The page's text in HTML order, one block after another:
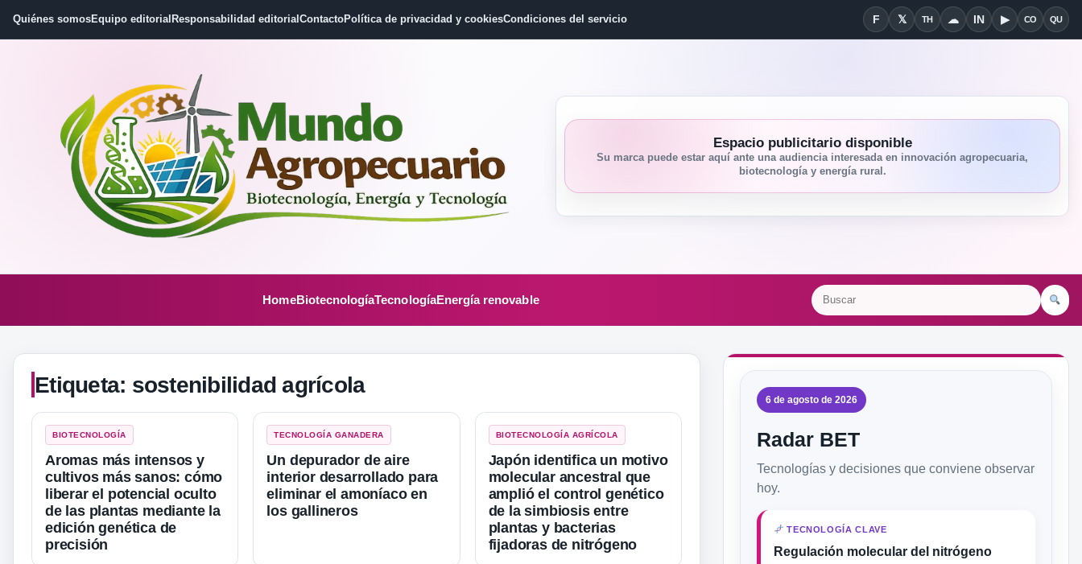
Quiénes somosEquipo editorial Responsabilidad editorial ContactoPolítica de privacidad y cookiesCondiciones del servicio FFacebook
𝕏
X THThreads
☁Bluesky
INLinkedin
▶YouTube
CO QU
Espacio publicitario disponible
Su marca puede estar aquí ante una audiencia interesada en innovación agropecuaria,
biotecnología y energía rural.
HomeBiotecnologíaTecnologíaEnergía renovable
Etiqueta: sostenibilidad agrícola
BIOTECNOLOGÍA
Aromas más intensos y
cultivos más sanos: cómo
liberar el potencial oculto
de las plantas mediante la
edición genética de
precisión
TECNOLOGÍA GANADERA
Un depurador de aire
interior desarrollado para
eliminar el amoníaco en
los gallineros
BIOTECNOLOGÍA AGRÍCOLA
Japón identifica un motivo
molecular ancestral que
amplió el control genético
de la simbiosis entre
plantas y bacterias
fijadoras de nitrógeno
6 de agosto de 2026
Radar BET
Tecnologías y decisiones que conviene observar
hoy.
TECNOLOGÍA CLAVE
Regulación molecular del nitrógeno